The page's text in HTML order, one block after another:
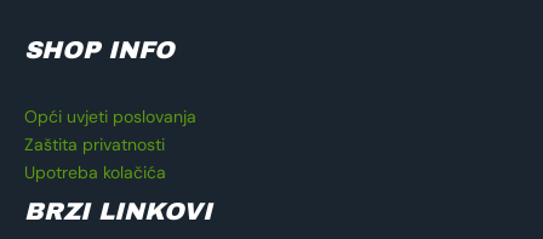
SHOP INFO
Opći uvjeti poslovanja
Zaštita privatnosti
Upotreba kolačića
BRZI LINKOVI